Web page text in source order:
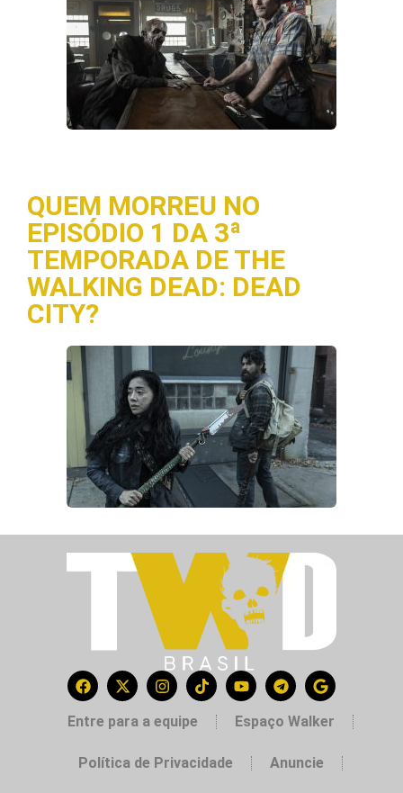
QUEM MORREU NO
EPISÓDIO 1 DA 3ª
TEMPORADA DE THE
WALKING DEAD: DEAD
CITY?
Entre para a equipe Espaço Walker
Política de Privacidade Anuncie